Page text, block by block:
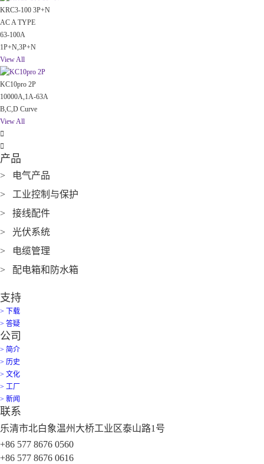
KRC3-100 3P+N
AC A TYPE
63-100A
1P+N,3P+N
View All
KC10pro 2P
10000A,1A-63A
B,C,D Curve
View All


产品
> 电气产品
> 工业控制与保护
> 接线配件
> 光伏系统
> 电缆管理
> 配电箱和防水箱
支持
> 下载
> 答疑
公司
> 简介
> 历史
> 文化
> 工厂
> 新闻
联系
乐清市北白象温州大桥工业区泰山路1号
+86 577 8676 0560
+86 577 8676 0616